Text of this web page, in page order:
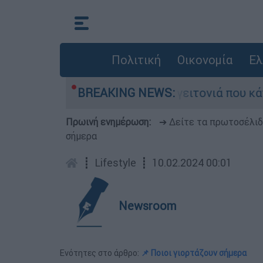
Πολιτική Οικονομία
BREAKING NEWS:
από τη μεγάλη φωτιά τη γειτονιά που
Πρωινή ενημέρωση: ➔ Δείτε τα
σήμερα
┋ Lifestyle ┋ 10.02.2024 00:01
Newsroom
Ενότητες στο άρθρο: 📌 Ποιοι γιορτάζουν σήμερα